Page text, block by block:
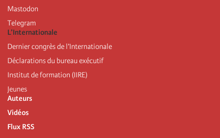
Mastodon
Telegram
L’Internationale
Dernier congrès de l’Internationale
Déclarations du bureau exécutif
Institut de formation (IIRE)
Jeunes
Auteurs
Vidéos
Flux RSS